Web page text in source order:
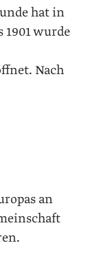
hat in
wurde
Nach
an